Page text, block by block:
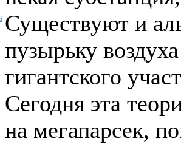
Существуют и
пузырьку
гигантского
Сегодня эта
на мегапарсек,